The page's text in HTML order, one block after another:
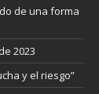
de una forma
2023
y el riesgo”